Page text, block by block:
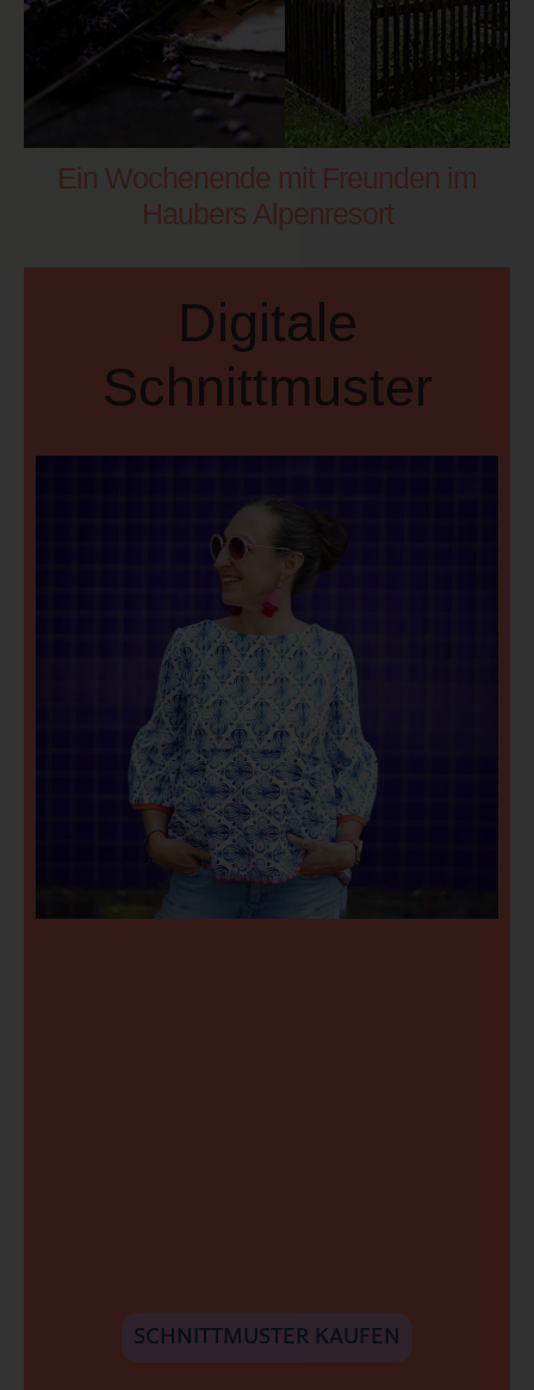
Ein Wochenende mit Freunden im
Haubers Alpenresort
Digitale
Schnittmuster
SCHNITTMUSTER KAUFEN